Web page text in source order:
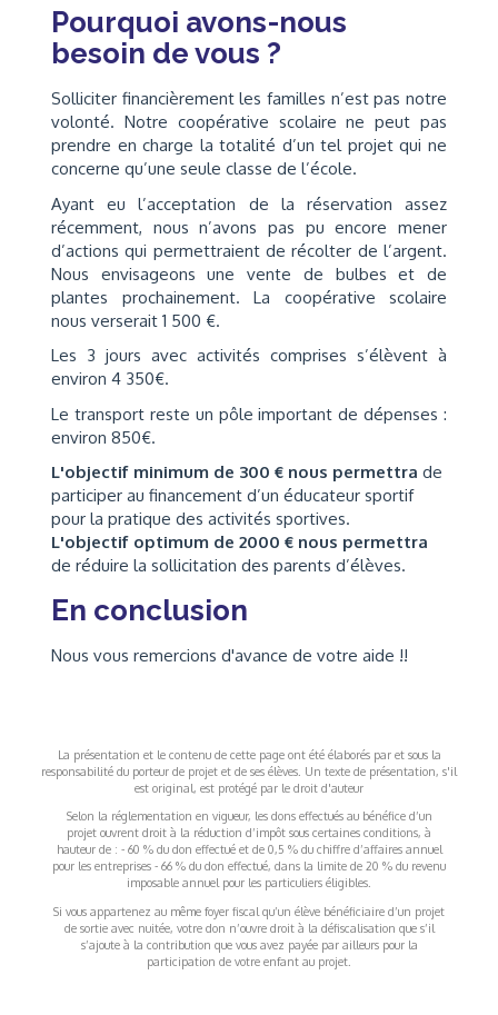
Pourquoi avons-nous
besoin de vous ?
Solliciter financièrement les familles n’est pas notre
volonté. Notre coopérative scolaire ne peut pas
prendre en charge la totalité d’un tel projet qui ne
concerne qu’une seule classe de l’école.
Ayant eu l’acceptation de la réservation assez
récemment, nous n’avons pas pu encore mener
d’actions qui permettraient de récolter de l’argent.
Nous envisageons une vente de bulbes et de
plantes prochainement. La coopérative scolaire
nous verserait 1 500 €.
Les 3 jours avec activités comprises s’élèvent à
environ 4 350€.
Le transport reste un pôle important de dépenses :
environ 850€.
L'objectif minimum de 300 € nous permettra de
participer au financement d’un éducateur sportif
pour la pratique des activités sportives.
L'objectif optimum de 2000 € nous permettra
de réduire la sollicitation des parents d’élèves.
En conclusion
Nous vous remercions d'avance de votre aide !!
La présentation et le contenu de cette page ont été élaborés par et sous la
responsabilité du porteur de projet et de ses élèves. Un texte de présentation, s'il
est original, est protégé par le droit d'auteur
Selon la réglementation en vigueur, les dons effectués au bénéfice d’un
projet ouvrent droit à la réduction d’impôt sous certaines conditions, à
hauteur de : - 60 % du don effectué et de 0,5 % du chiffre d’affaires annuel
pour les entreprises - 66 % du don effectué, dans la limite de 20 % du revenu
imposable annuel pour les particuliers éligibles.
Si vous appartenez au même foyer fiscal qu’un élève bénéficiaire d’un projet
de sortie avec nuitée, votre don n’ouvre droit à la défiscalisation que s’il
s’ajoute à la contribution que vous avez payée par ailleurs pour la
participation de votre enfant au projet.